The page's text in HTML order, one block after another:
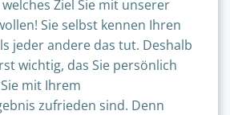
Ziel Sie mit unserer
Sie selbst kennen Ihren
jeder andere das tut. Deshalb
wichtig, das Sie persönlich
mit Ihrem
zufrieden sind. Denn